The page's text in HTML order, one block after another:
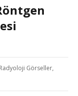
Görseller,